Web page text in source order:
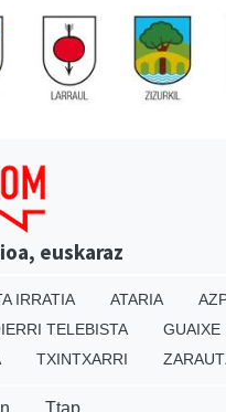
euskaraz
IRRATIA ATARIA
TELEBISTA
GUAIXE
TXINTXARRI
Ttap